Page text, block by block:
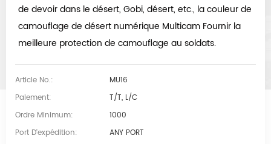
de devoir dans le désert, Gobi, désert, etc., la couleur de
camouflage de désert numérique Multicam Fournir la
meilleure protection de camouflage au soldats.
Article No.:
MU16
Paiement:
T/T, L/C
Ordre Minimum:
1000
Port D'expédition:
ANY PORT